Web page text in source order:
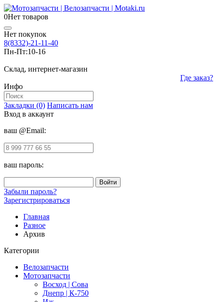
0Нет товаров
Нет покупок
8(8332)-21-11-40
Пн-Пт:10-16
Склад, интернет-магазин
Где заказ?
Инфо
Закладки (0) Написать нам
Вход в аккаунт
ваш @Email:
ваш пароль:
Забыли пароль?
Зарегистрироваться
Главная
Разное
Архив
Категории
Велозапчасти
Мотозапчасти
Восход | Сова
Днепр | К-750